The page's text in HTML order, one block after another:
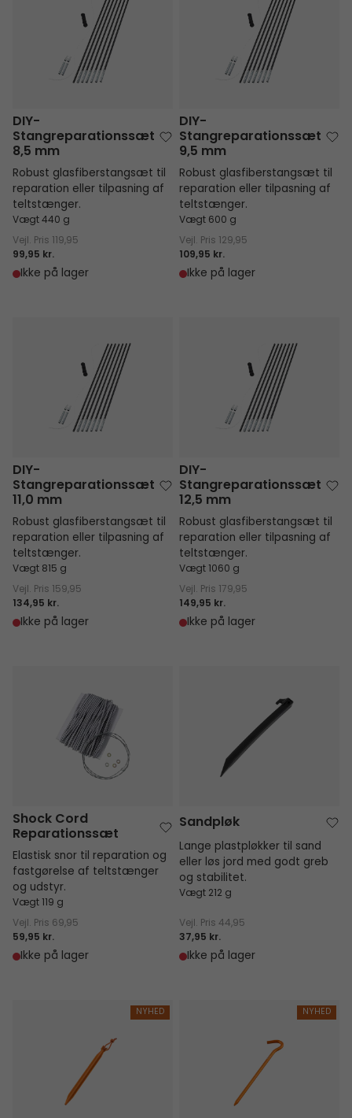
DIY-
Stangreparationssæt
8,5 mm
Robust glasfiberstangsæt til
reparation eller tilpasning af
teltstænger.
Vægt 440 g
Vejl. Pris 119,95
99,95 kr.
Ikke på lager
DIY-
Stangreparationssæt
9,5 mm
Robust glasfiberstangsæt til
reparation eller tilpasning af
teltstænger.
Vægt 600 g
Vejl. Pris 129,95
109,95 kr.
Ikke på lager
DIY-
Stangreparationssæt
11,0 mm
Robust glasfiberstangsæt til
reparation eller tilpasning af
teltstænger.
Vægt 815 g
Vejl. Pris 159,95
134,95 kr.
Ikke på lager
DIY-
Stangreparationssæt
12,5 mm
Robust glasfiberstangsæt til
reparation eller tilpasning af
teltstænger.
Vægt 1060 g
Vejl. Pris 179,95
149,95 kr.
Ikke på lager
Shock Cord
Reparationssæt
Elastisk snor til reparation og
fastgørelse af teltstænger
og udstyr.
Vægt 119 g
Vejl. Pris 69,95
59,95 kr.
Ikke på lager
Sandpløk
Lange plastpløkker til sand
eller løs jord med godt greb
og stabilitet.
Vægt 212 g
Vejl. Pris 44,95
37,95 kr.
Ikke på lager
NYHED NYHED